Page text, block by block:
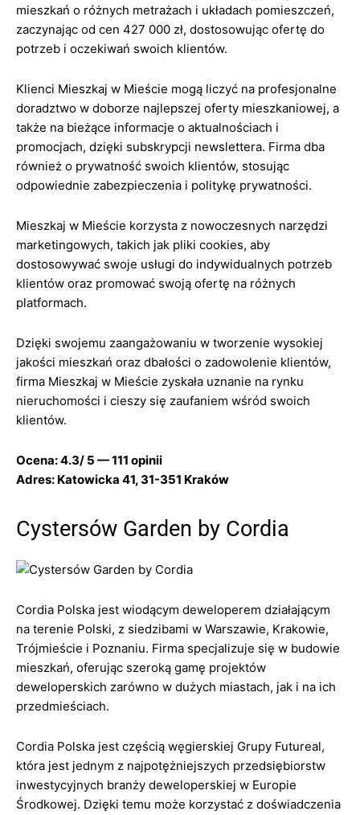
mieszkań o różnych metrażach i układach pomieszczeń,
zaczynając od cen 427 000 zł, dostosowując ofertę do
potrzeb i oczekiwań swoich klientów.
Klienci Mieszkaj w Mieście mogą liczyć na profesjonalne
doradztwo w doborze najlepszej oferty mieszkaniowej, a
także na bieżące informacje o aktualnościach i
promocjach, dzięki subskrypcji newslettera. Firma dba
również o prywatność swoich klientów, stosując
odpowiednie zabezpieczenia i politykę prywatności.
Mieszkaj w Mieście korzysta z nowoczesnych narzędzi
marketingowych, takich jak pliki cookies, aby
dostosowywać swoje usługi do indywidualnych potrzeb
klientów oraz promować swoją ofertę na różnych
platformach.
Dzięki swojemu zaangażowaniu w tworzenie wysokiej
jakości mieszkań oraz dbałości o zadowolenie klientów,
firma Mieszkaj w Mieście zyskała uznanie na rynku
nieruchomości i cieszy się zaufaniem wśród swoich
klientów.
Ocena: 4.3/ 5 — 111 opinii
Adres: Katowicka 41, 31-351 Kraków
Cystersów Garden by Cordia
Cordia Polska jest wiodącym deweloperem działającym
na terenie Polski, z siedzibami w Warszawie, Krakowie,
Trójmieście i Poznaniu. Firma specjalizuje się w budowie
mieszkań, oferując szeroką gamę projektów
deweloperskich zarówno w dużych miastach, jak i na ich
przedmieściach.
Cordia Polska jest częścią węgierskiej Grupy Futureal,
która jest jednym z najpotężniejszych przedsiębiorstw
inwestycyjnych branży deweloperskiej w Europie
Środkowej. Dzięki temu może korzystać z doświadczenia